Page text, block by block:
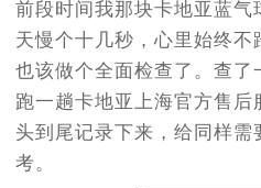
前段时间我那块卡地亚蓝
天慢个十几秒，心里始终不
也该做个全面检查了。查了
跑一趟卡地亚上海官方售
头到尾记录下来，给同样需
考。